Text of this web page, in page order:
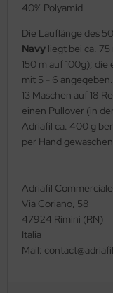
40% Polyamid
Die Lauflänge des
Navy liegt bei ca.
150 m auf 100g);
mit 5 - 6
13 Maschen auf 18
einen Pullover (in
Adriafil ca. 400 g
per Hand
Adriafil Commerciale
Via Coriano, 58
47924 Rimini (RN)
Italia
Mail: